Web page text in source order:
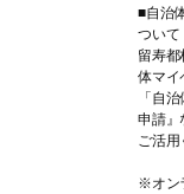
■自治
ついて
留寿都
体マイ
「自
申請』
ご活用
※オン